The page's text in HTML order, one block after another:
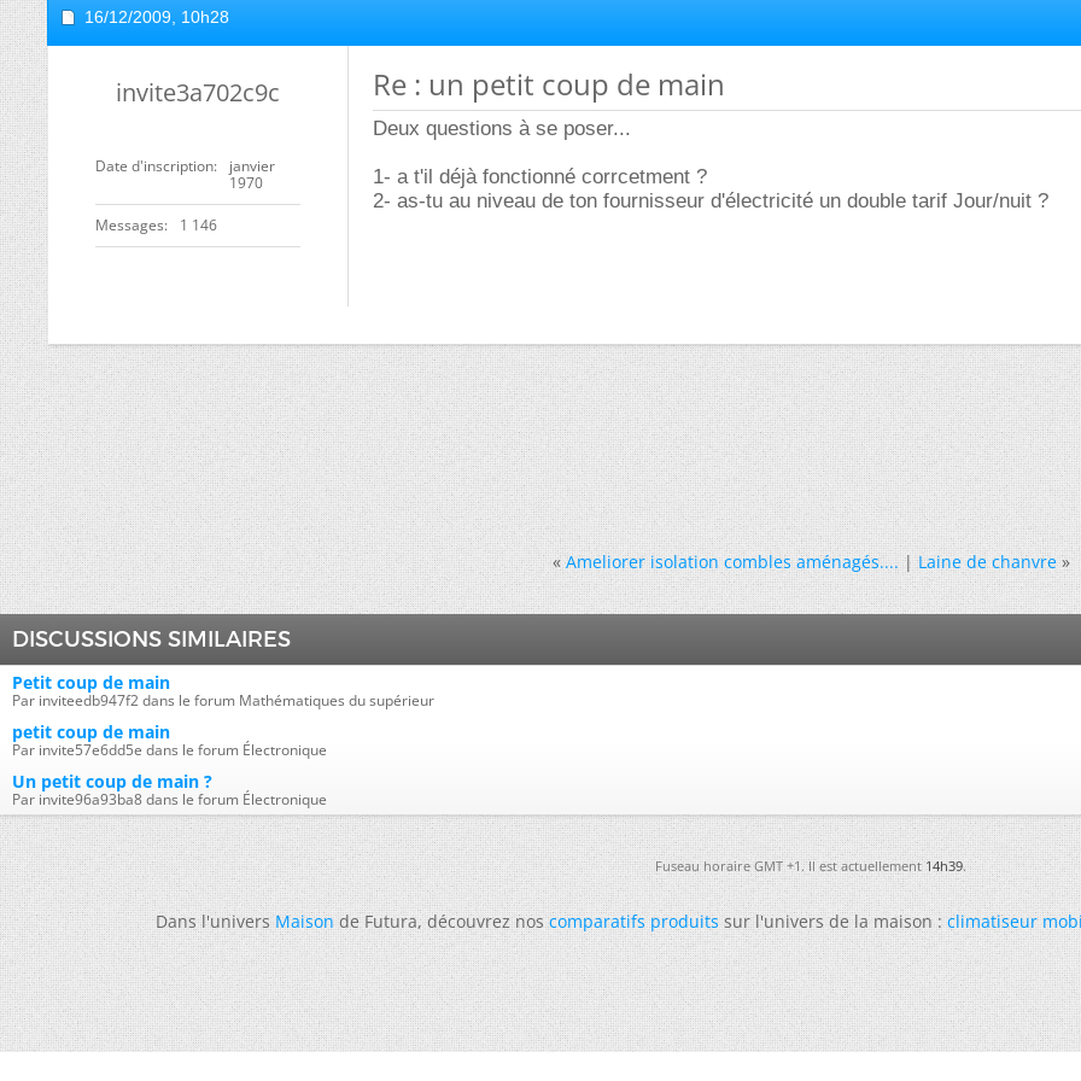
16/12/2009, 10h28
invite3a702c9c
Date d'inscription
janvier
1970
Messages 1 146
Re : un petit coup de main
Deux questions à se poser...
1- a t'il déjà fonctionné corrcetment ?
2- as-tu au niveau de ton fournisseur d'électricité un double tarif Jour/nuit ?
« Ameliorer isolation combles aménagés....|Laine de chanvre »
DISCUSSIONS SIMILAIRES
Petit coup de main
Par inviteedb947f2 dans le forum Mathématiques du supérieur
petit coup de main
Par invite57e6dd5e dans le forum Électronique
Un petit coup de main ?
Par invite96a93ba8 dans le forum Électronique
Fuseau horaire GMT +1. Il est actuellement14h39.
Dans l'universMaisonde Futura, découvrez noscomparatifs produitssur l'univers de la maison :climatiseur